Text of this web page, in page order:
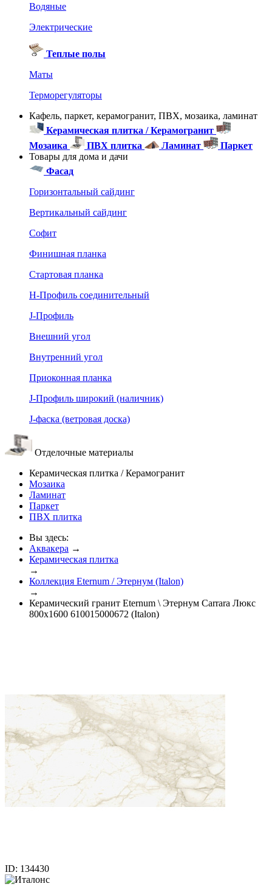
Водяные
Электрические
Теплые полы
Маты
Терморегуляторы
Кафель, паркет, керамогранит, ПВХ, мозаика, ламинат
Керамическая плитка / Керамогранит
Мозаика
ПВХ плитка Ламинат
Паркет
Товары для дома и дачи
Фасад
Горизонтальный сайдинг
Вертикальный сайдинг
Софит
Финишная планка
Стартовая планка
Н-Профиль соединительный
J-Профиль
Внешний угол
Внутренний угол
Приоконная планка
J-Профиль широкий (наличник)
J-фаска (ветровая доска)
Отделочные материалы
Керамическая плитка / Керамогранит
Мозаика
Ламинат
Паркет
ПВХ плитка
Вы здесь:
Аквакера →
Керамическая плитка
→
Коллекция Eternum / Этернум (Italon)
→
Керамический гранит Eternum \ Этернум Carrara Люкс
800x1600 610015000672 (Italon)
ID: 134430